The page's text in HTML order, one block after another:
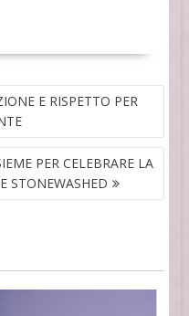
E RISPETTO PER
PER CELEBRARE LA
STONEWASHED